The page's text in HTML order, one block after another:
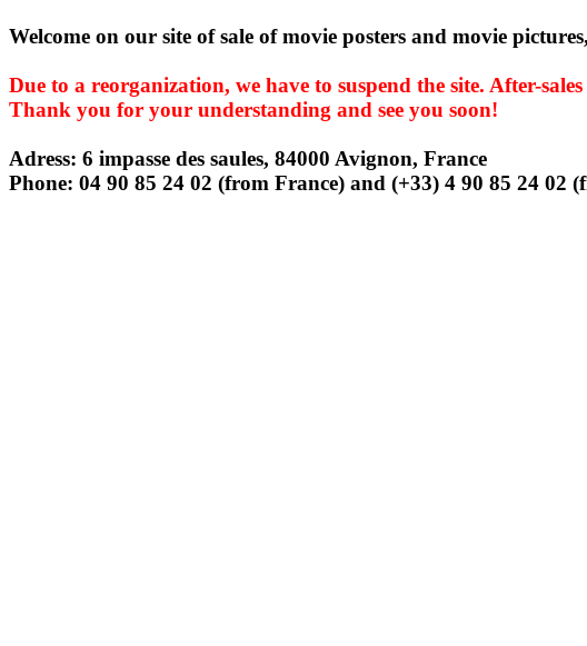
Welcome on our site of sale of movie posters and movie
Due to a reorganization, we have to suspend the site. After-
Thank you for your understanding and see you soon!
Adress: 6 impasse des saules, 84000 Avignon, France
Phone: 04 90 85 24 02 (from France) and (+33) 4 90 85 24 02